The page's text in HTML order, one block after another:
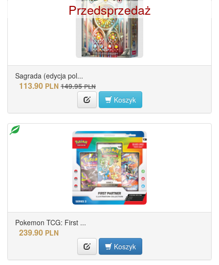
Sagrada (edycja pol...
113.90 PLN 149.95 PLN
Koszyk
Przedsprzedaż
Pokemon TCG: First ...
239.90 PLN
Koszyk